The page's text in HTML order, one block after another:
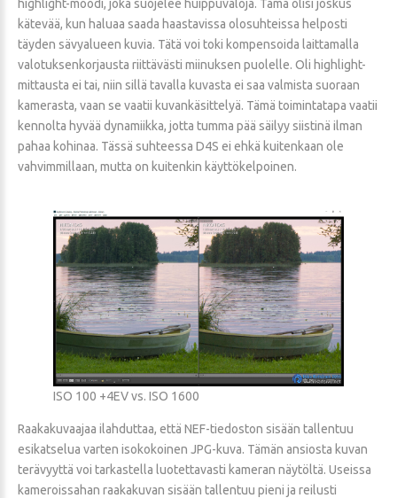
highlight-moodi, joka suojelee huippuvaloja. Tämä olisi joskus
kätevää, kun haluaa saada haastavissa olosuhteissa helposti
täyden sävyalueen kuvia. Tätä voi toki kompensoida laittamalla
valotuksenkorjausta riittävästi miinuksen puolelle. Oli highlight-
mittausta ei tai, niin sillä tavalla kuvasta ei saa valmista suoraan
kamerasta, vaan se vaatii kuvankäsittelyä. Tämä toimintatapa vaatii
kennolta hyvää dynamiikka, jotta tumma pää säilyy siistinä ilman
pahaa kohinaa. Tässä suhteessa D4S ei ehkä kuitenkaan ole
vahvimmillaan, mutta on kuitenkin käyttökelpoinen.
ISO 100 +4EV vs. ISO 1600
Raakakuvaajaa ilahduttaa, että NEF-tiedoston sisään tallentuu
esikatselua varten isokokoinen JPG-kuva. Tämän ansiosta kuvan
terävyyttä voi tarkastella luotettavasti kameran näytöltä. Useissa
kameroissahan raakakuvan sisään tallentuu pieni ja reilusti